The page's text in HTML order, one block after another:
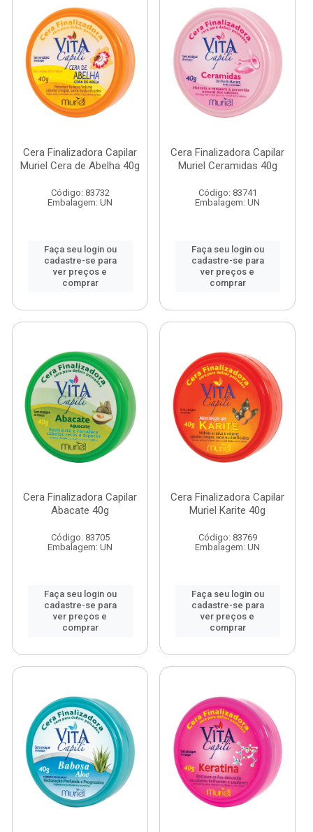
Cera Finalizadora Capilar
Muriel Cera de Abelha 40g
Código: 83732
Embalagem: UN
Faça seu login ou
cadastre-se para
ver preços e
comprar
Cera Finalizadora Capilar
Muriel Ceramidas 40g
Código: 83741
Embalagem: UN
Faça seu login ou
cadastre-se para
ver preços e
comprar
Cera Finalizadora Capilar
Abacate 40g
Código: 83705
Embalagem: UN
Faça seu login ou
cadastre-se para
ver preços e
comprar
Cera Finalizadora Capilar
Muriel Karite 40g
Código: 83769
Embalagem: UN
Faça seu login ou
cadastre-se para
ver preços e
comprar